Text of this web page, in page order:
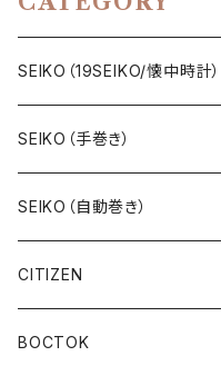
機械式 手巻き 腕時計 中古
SEIKO（19SEIKO/懐中時計）
19SEIKO（7石）
19SEIKO（15石）
19SEIKO（21石）
その他の懐中時計
SEIKO（手巻き）
キングセイコー（KINGSEIKO）
クラウン（CROWN）
クロノス（CRONOS）
SEIKO（自動巻き）
5アクタス（5ACTUS）
5”スポーツ”（5”SPORTS”）
CITIZEN
手巻き腕時計
BOCTOK